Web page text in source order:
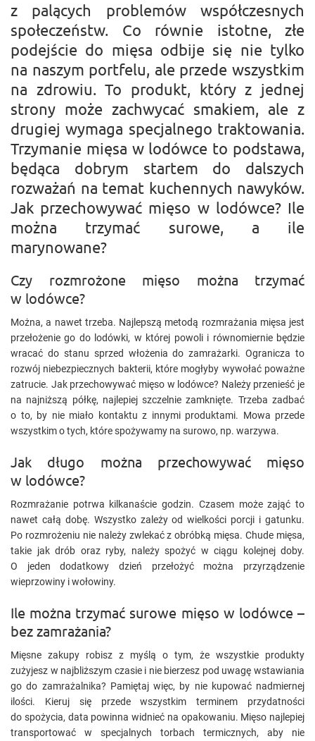
z palących problemów współczesnych
społeczeństw. Co równie istotne, złe
podejście do mięsa odbije się nie tylko
na naszym portfelu, ale przede wszystkim
na zdrowiu. To produkt, który z jednej
strony może zachwycać smakiem, ale z
drugiej wymaga specjalnego traktowania.
Trzymanie mięsa w lodówce to podstawa,
będąca dobrym startem do dalszych
rozważań na temat kuchennych nawyków.
Jak przechowywać mięso w lodówce? Ile
można trzymać surowe, a ile
marynowane?
Czy rozmrożone mięso można trzymać
w lodówce?
Można, a nawet trzeba. Najlepszą metodą rozmrażania mięsa jest
przełożenie go do lodówki, w której powoli i równomiernie będzie
wracać do stanu sprzed włożenia do zamrażarki. Ogranicza to
rozwój niebezpiecznych bakterii, które mogłyby wywołać poważne
zatrucie. Jak przechowywać mięso w lodówce? Należy przenieść je
na najniższą półkę, najlepiej szczelnie zamknięte. Trzeba zadbać
o to, by nie miało kontaktu z innymi produktami. Mowa przede
wszystkim o tych, które spożywamy na surowo, np. warzywa.
Jak długo można przechowywać mięso
w lodówce?
Rozmrażanie potrwa kilkanaście godzin. Czasem może zająć to
nawet całą dobę. Wszystko zależy od wielkości porcji i gatunku.
Po rozmrożeniu nie należy zwlekać z obróbką mięsa. Chude mięsa,
takie jak drób oraz ryby, należy spożyć w ciągu kolejnej doby.
O jeden dodatkowy dzień przełożyć można przyrządzenie
wieprzowiny i wołowiny.
Ile można trzymać surowe mięso w lodówce –
bez zamrażania?
Mięsne zakupy robisz z myślą o tym, że wszystkie produkty
zużyjesz w najbliższym czasie i nie bierzesz pod uwagę wstawiania
go do zamrażalnika? Pamiętaj więc, by nie kupować nadmiernej
ilości. Kieruj się przede wszystkim terminem przydatności
do spożycia, data powinna widnieć na opakowaniu. Mięso najlepiej
transportować w specjalnych torbach termicznych, aby nie